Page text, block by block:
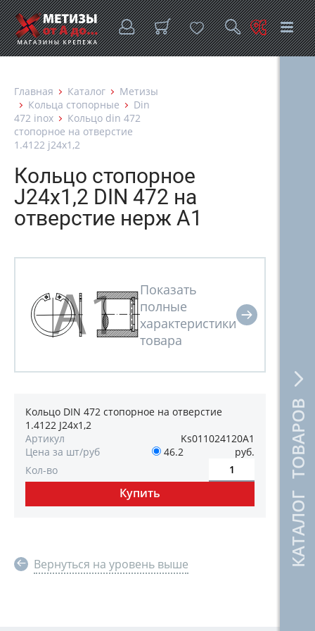
КАТАЛОГ ТОВАРОВ
Главная Каталог
Метизы
Кольца стопорные
Din
472 inox
Кольцо din 472
стопорное на отверстие
1.4122 j24х1,2
Кольцо стопорное
J24х1,2 DIN 472 на
отверстие нерж А1
Кольцо DIN 472 стопорное на отверстие
1.4122 J24х1,2
Артикул
Ks011024120А1
Цена за шт/руб
46.2
руб.
Кол-во
Вернуться на уровень выше